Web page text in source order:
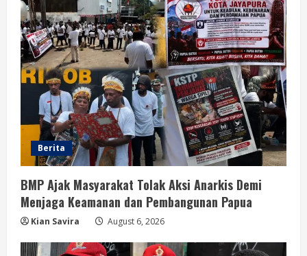
Berita
BMP Ajak Masyarakat Tolak Aksi Anarkis Demi
Menjaga Keamanan dan Pembangunan Papua
Kian Savira August 6, 2026